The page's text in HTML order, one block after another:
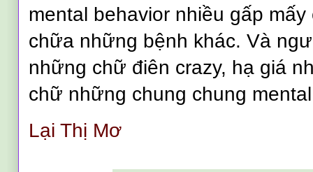
mental behavior nhiều gấp
chữa những bệnh khác. Và
những chữ điên crazy, hạ giá
chữ những chung chung
Lại Thị Mơ